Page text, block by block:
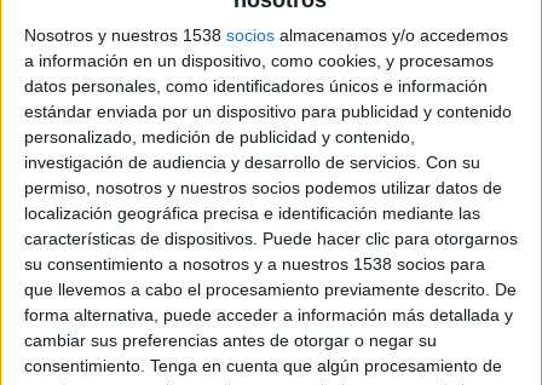
Nosotros y nuestros 1538 socios almacenamos y/o accedemos
a información en un dispositivo, como cookies, y procesamos
datos personales, como identificadores únicos e información
estándar enviada por un dispositivo para publicidad y contenido
personalizado, medición de publicidad y contenido,
investigación de audiencia y desarrollo de servicios. Con su
permiso, nosotros y nuestros socios podemos utilizar datos de
localización geográfica precisa e identificación mediante las
características de dispositivos. Puede hacer clic para otorgarnos
su consentimiento a nosotros y a nuestros 1538 socios para
que llevemos a cabo el procesamiento previamente descrito. De
forma alternativa, puede acceder a información más detallada y
cambiar sus preferencias antes de otorgar o negar su
consentimiento. Tenga en cuenta que algún procesamiento de
Anunciante: Virgin telco
Sector: Telecomunicaciones
Campaña: Virgin telco Family
Agencia: Dimensión
Director creativo ejecutivo y presidente: Guille
Viglione
Director creativo ejecutivo: Paco Cabrera